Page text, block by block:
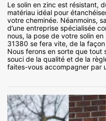
Le solin en zinc est résistant,
matériau idéal pour
votre cheminée. Néanmoins,
d’une entreprise spécialisée
nous, la pose de votre solin
31380 se fera vite, de la
Nous ferons en sorte que tout
souci de la qualité et de la
faites-vous accompagner par